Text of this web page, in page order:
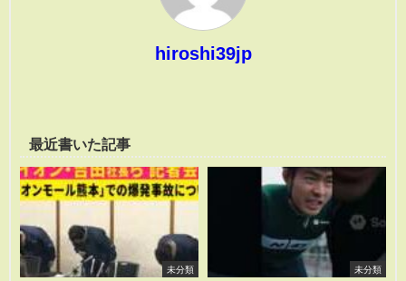
hiroshi39jp
最近書いた記事
未分類 未分類